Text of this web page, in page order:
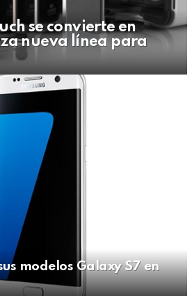
se convierte en
nueva línea para
modelos Galaxy S7 en